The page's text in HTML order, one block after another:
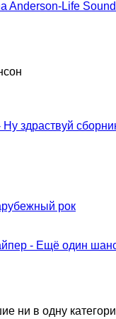
Anderson-Life
Ну здраствуй
рок
- Ещё один
ни в одну